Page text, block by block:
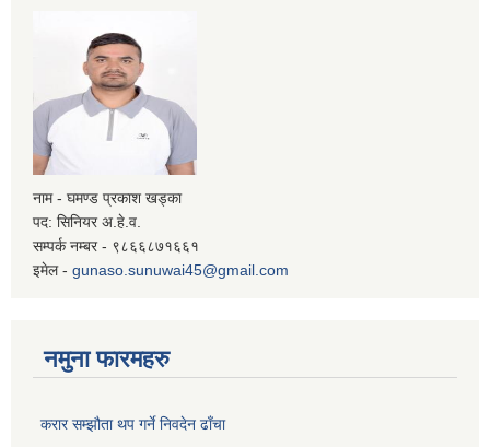
नाम - घमण्ड प्रकाश खड्का
पद: सिनियर अ.हे.व.
सम्पर्क नम्बर - ९८६६८७१६६१
इमेल - gunaso.sunuwai45@gmail.com
नमुना फारमहरु
करार सम्झौता थप गर्ने निवदेन ढाँचा